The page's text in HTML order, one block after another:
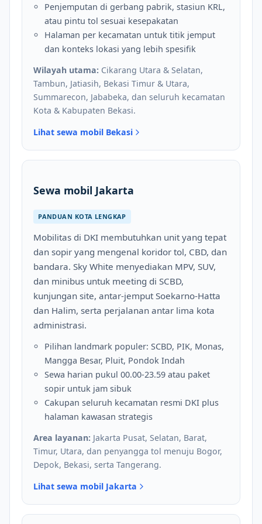
Penjemputan di gerbang pabrik, stasiun KRL,
atau pintu tol sesuai kesepakatan
Halaman per kecamatan untuk titik jemput
dan konteks lokasi yang lebih spesifik
Wilayah utama: Cikarang Utara & Selatan,
Tambun, Jatiasih, Bekasi Timur & Utara,
Summarecon, Jababeka, dan seluruh kecamatan
Kota & Kabupaten Bekasi.
Lihat sewa mobil Bekasi
Sewa mobil Jakarta
PANDUAN KOTA LENGKAP
Mobilitas di DKI membutuhkan unit yang tepat
dan sopir yang mengenal koridor tol, CBD, dan
bandara. Sky White menyediakan MPV, SUV,
dan minibus untuk meeting di SCBD,
kunjungan site, antar-jemput Soekarno-Hatta
dan Halim, serta perjalanan antar lima kota
administrasi.
Pilihan landmark populer: SCBD, PIK, Monas,
Mangga Besar, Pluit, Pondok Indah
Sewa harian pukul 00.00-23.59 atau paket
sopir untuk jam sibuk
Cakupan seluruh kecamatan resmi DKI plus
halaman kawasan strategis
Area layanan: Jakarta Pusat, Selatan, Barat,
Timur, Utara, dan penyangga tol menuju Bogor,
Depok, Bekasi, serta Tangerang.
Lihat sewa mobil Jakarta